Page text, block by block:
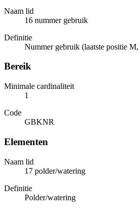
Naam lid
16 nummer gebruik
Definitie
Nummer gebruik (laatste positie
Bereik
Minimale cardinaliteit
1
Code
GBKNR
Elementen
Naam lid
17 polder/watering
Definitie
Polder/watering